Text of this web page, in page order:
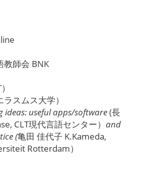
教師会 BNK
スムス大学）
ideas: useful apps/software(長
CLT現代言語センター） and
(亀田 佳代子 K.Kameda,
Rotterdam）